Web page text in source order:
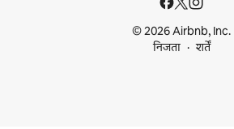
© 2026 Airbnb, Inc.
निजता
शर्तें